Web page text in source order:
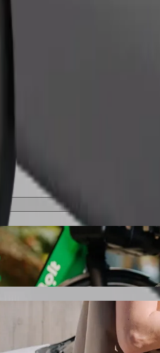
med Bolt
Koliba. Med Bolt tager